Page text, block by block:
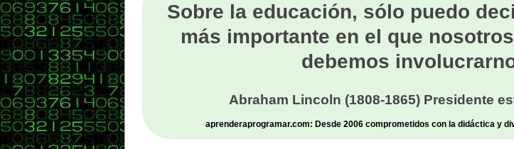
Sobre la educación, sólo puedo
más importante en el que
debemos
Abraham Lincoln (1808-1865) Presidente
aprenderaprogramar.com: Desde 2006 comprometidos con la didáctica y